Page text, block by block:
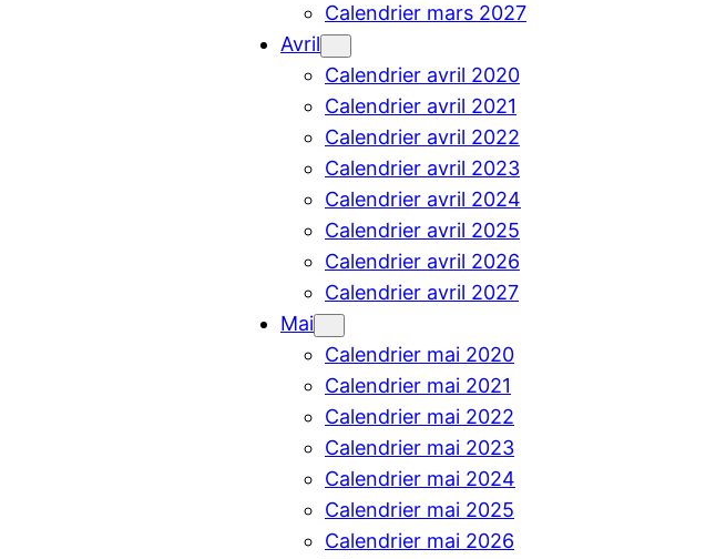
Calendrier mars 2027
Avril
Calendrier avril 2020
Calendrier avril 2021
Calendrier avril 2022
Calendrier avril 2023
Calendrier avril 2024
Calendrier avril 2025
Calendrier avril 2026
Calendrier avril 2027
Mai
Calendrier mai 2020
Calendrier mai 2021
Calendrier mai 2022
Calendrier mai 2023
Calendrier mai 2024
Calendrier mai 2025
Calendrier mai 2026